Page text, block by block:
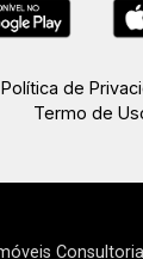
Política de
Termo de
Consultoria